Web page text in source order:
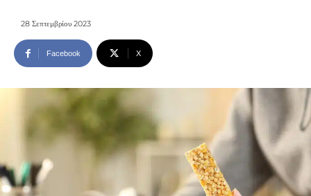
28 Σεπτεμβρίου 2023
Facebook X